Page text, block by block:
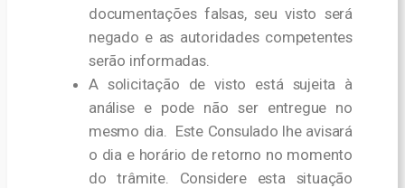
documentações falsas, seu visto será
negado e as autoridades competentes
serão informadas.
A solicitação de visto está sujeita à
análise e pode não ser entregue no
mesmo dia. Este Consulado lhe avisará
o dia e horário de retorno no momento
do trâmite. Considere esta situação